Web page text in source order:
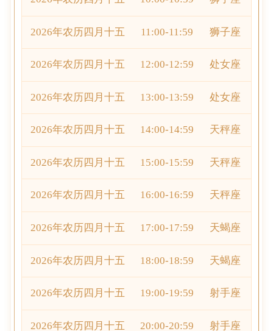
2026年农历四月十五 11:00-11:59 狮子座
2026年农历四月十五 12:00-12:59 处女座
2026年农历四月十五 13:00-13:59 处女座
2026年农历四月十五 14:00-14:59 天秤座
2026年农历四月十五 15:00-15:59 天秤座
2026年农历四月十五 16:00-16:59 天秤座
2026年农历四月十五 17:00-17:59 天蝎座
2026年农历四月十五 18:00-18:59 天蝎座
2026年农历四月十五 19:00-19:59 射手座
2026年农历四月十五 20:00-20:59 射手座